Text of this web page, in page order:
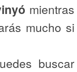
mientras
mucho si
buscar